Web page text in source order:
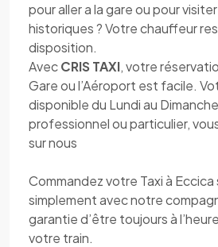
pour aller a la gare ou pour
historiques ? Votre chauffeur
disposition.
AvecCRIS TAXI, votre
Gare ou l’Aéroport est facile.
disponible du Lundi au
professionnel ou particulier,
sur nous
Commandez votre Taxi à Eccica
simplement avec notre
garantie d’être toujours à
votre train.